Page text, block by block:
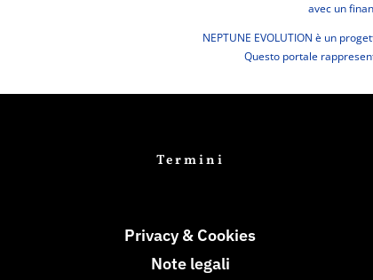
avec un
NEPTUNE EVOLUTION è un
Questo portale
Termini
Privacy & Cookies
Note legali